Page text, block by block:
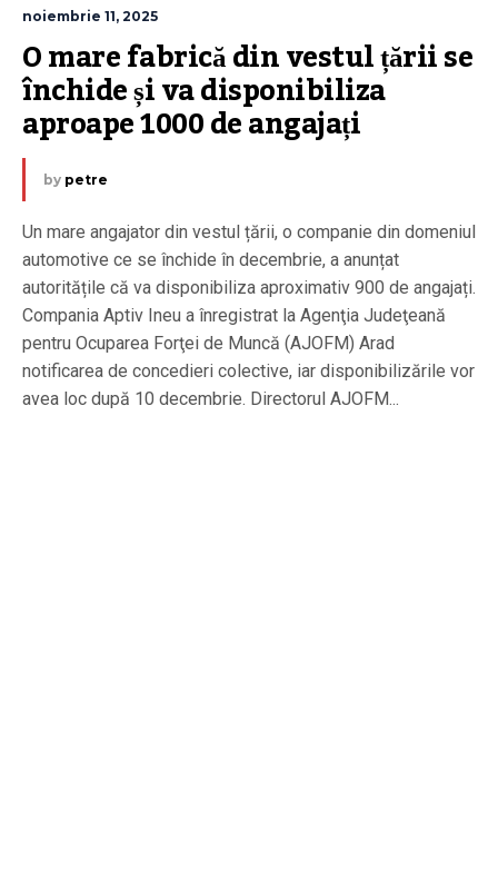
noiembrie 11, 2025
O mare fabrică din vestul țării se
închide și va disponibiliza
aproape 1000 de angajați
by petre
Un mare angajator din vestul țării, o companie din domeniul
automotive ce se închide în decembrie, a anunțat
autoritățile că va disponibiliza aproximativ 900 de angajați.
Compania Aptiv Ineu a înregistrat la Agenţia Judeţeană
pentru Ocuparea Forţei de Muncă (AJOFM) Arad
notificarea de concedieri colective, iar disponibilizările vor
avea loc după 10 decembrie. Directorul AJOFM...